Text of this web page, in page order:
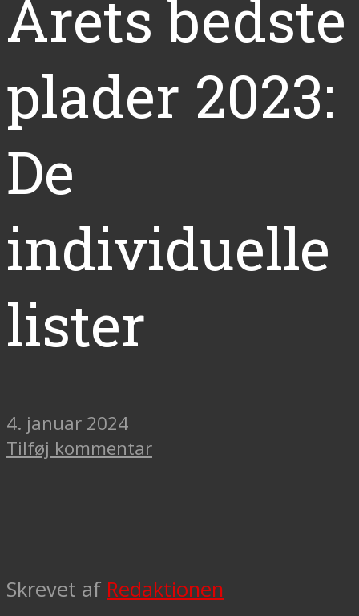
Årets bedste
plader 2023:
De
individuelle
lister
4. januar 2024
Tilføj kommentar
Skrevet af Redaktionen